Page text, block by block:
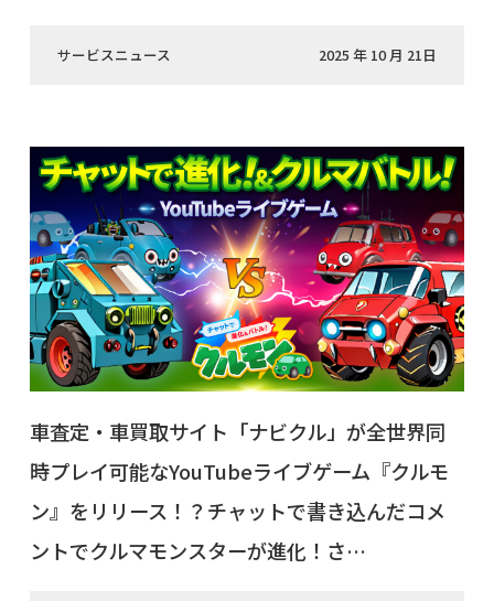
サービスニュース 2025 年 10 月 21日
車査定・車買取サイト「ナビクル」が全世界同
時プレイ可能なYouTubeライブゲーム『クルモ
ン』をリリース！？チャットで書き込んだコメ
ントでクルマモンスターが進化！さ…